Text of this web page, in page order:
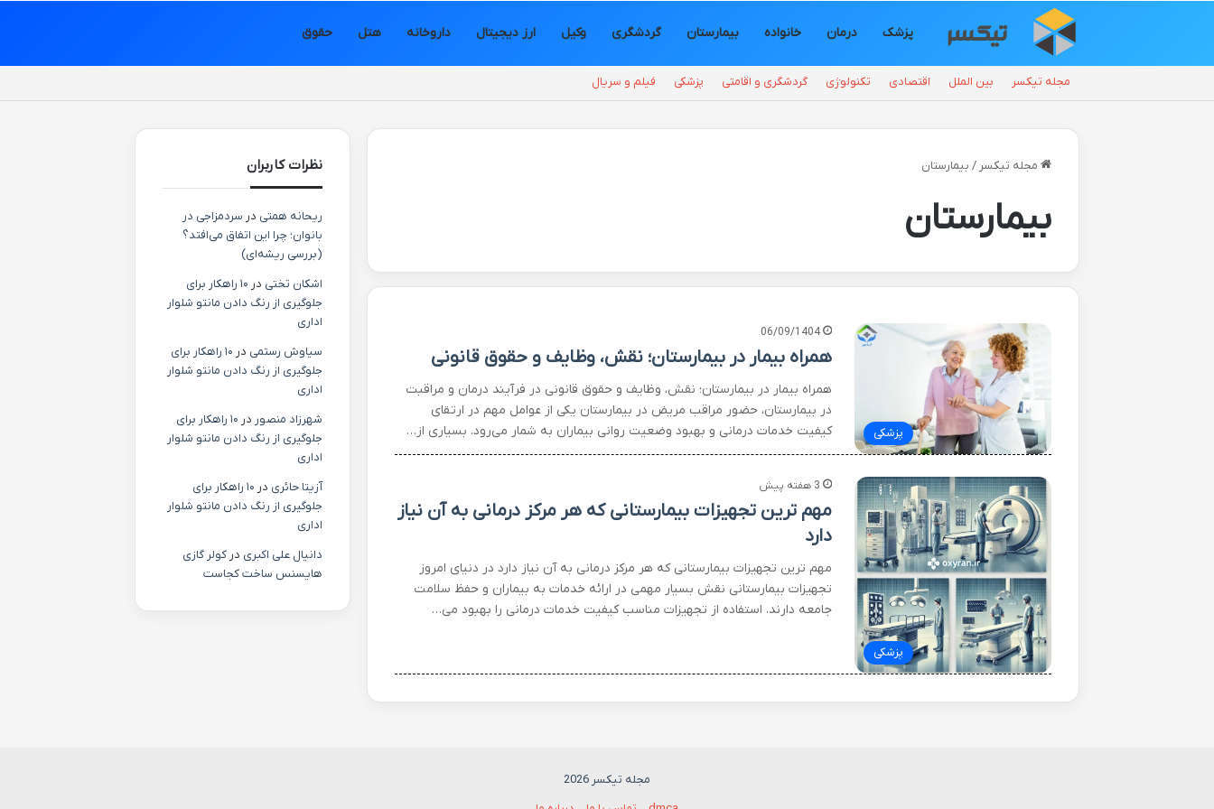
پزشک درمان خانواده بیمارستان گردشگری وکیل ارز دیجیتال داروخانه هتل حقوق
مجله تیکسر بین الملل اقتصادی تکنولوژی گردشگری و اقامتی پزشکی فیلم و سریال
مجله تیکسر / بیمارستان
بیمارستان
پزشکی
06/09/1404
همراه بیمار در بیمارستان؛ نقش، وظایف و حقوق قانونی
همراه بیمار در بیمارستان؛ نقش، وظایف و حقوق قانونی در فرآیند درمان و مراقبت
در بیمارستان، حضور مراقب مریض در بیمارستان یکی از عوامل مهم در ارتقای
کیفیت خدمات درمانی و بهبود وضعیت روانی بیماران به شمار می‌رود. بسیاری از…
پزشکی
3 هفته پیش
مهم ترین تجهیزات بیمارستانی که هر مرکز درمانی به آن نیاز
دارد
مهم ترین تجهیزات بیمارستانی که هر مرکز درمانی به آن نیاز دارد در دنیای امروز
تجهیزات بیمارستانی نقش بسیار مهمی در ارائه خدمات به بیماران و حفظ سلامت
جامعه دارند. استفاده از تجهیزات مناسب کیفیت خدمات درمانی را بهبود می…
نظرات کاربران
ریحانه همتی در سردمزاجی در
بانوان؛ چرا این اتفاق می‌افتد؟
(بررسی ریشه‌ای)
اشکان تختی در
۱۰ راهکار برای
جلوگیری از رنگ دادن مانتو شلوار
اداری
سیاوش رستمی در
۱۰ راهکار برای
جلوگیری از رنگ دادن مانتو شلوار
اداری
شهرزاد منصور در
۱۰ راهکار برای
جلوگیری از رنگ دادن مانتو شلوار
اداری
آزیتا حائری در
۱۰ راهکار برای
جلوگیری از رنگ دادن مانتو شلوار
اداری
دانیال علی اکبری در کولر گازی
هایسنس ساخت کجاست
مجله تیکسر 2026